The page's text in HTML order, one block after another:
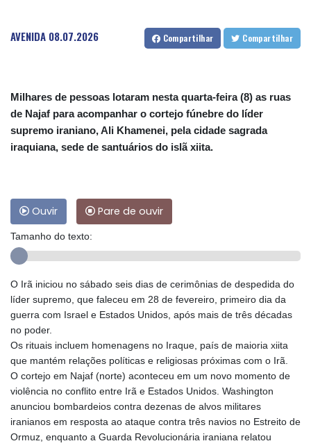
AVENIDA 08.07.2026 Compartilhar Compartilhar
Milhares de pessoas lotaram nesta quarta-feira (8) as ruas
de Najaf para acompanhar o cortejo fúnebre do líder
supremo iraniano, Ali Khamenei, pela cidade sagrada
iraquiana, sede de santuários do islã xiita.
Ouvir Pare de ouvir
Tamanho do texto:
O Irã iniciou no sábado seis dias de cerimônias de despedida do
líder supremo, que faleceu em 28 de fevereiro, primeiro dia da
guerra com Israel e Estados Unidos, após mais de três décadas
no poder.
Os rituais incluem homenagens no Iraque, país de maioria xiita
que mantém relações políticas e religiosas próximas com o Irã.
O cortejo em Najaf (norte) aconteceu em um novo momento de
violência no conflito entre Irã e Estados Unidos. Washington
anunciou bombardeios contra dezenas de alvos militares
iranianos em resposta ao ataque contra três navios no Estreito de
Ormuz, enquanto a Guarda Revolucionária iraniana relatou